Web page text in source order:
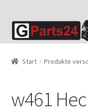
Zur
Navigation
Zum
Inhalt
Start Produkte
w461